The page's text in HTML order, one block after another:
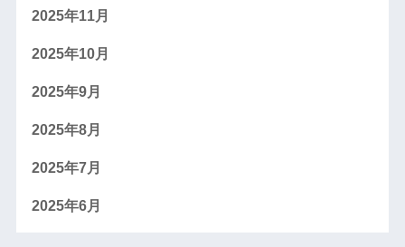
2025年11月
2025年10月
2025年9月
2025年8月
2025年7月
2025年6月